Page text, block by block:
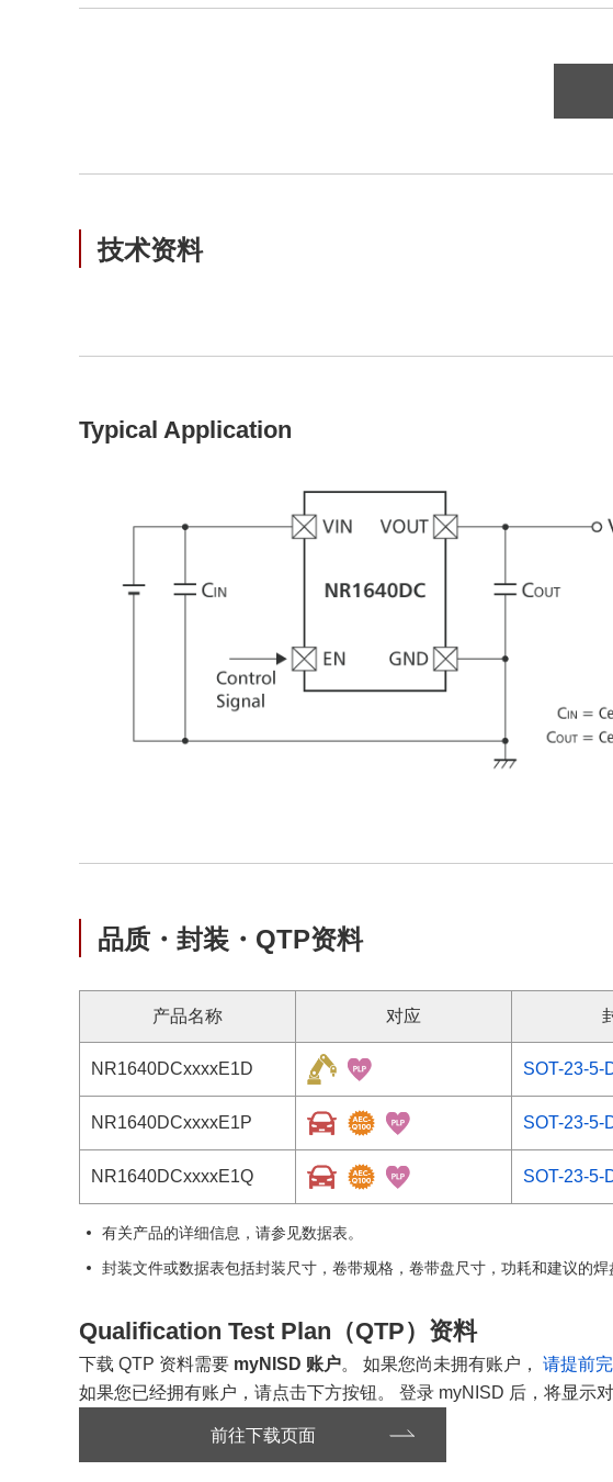
技术资料
Typical Application
品质・封装・QTP资料
产品名称 对应
NR1640DCxxxxE1D SOT-23-5-
NR1640DCxxxxE1P SOT-23-5-
NR1640DCxxxxE1Q SOT-23-5-
有关产品的详细信息，请参见数据表。
封装文件或数据表包括封装尺寸，卷带规格，卷带盘尺寸，功耗和建议的焊
Qualification Test Plan（QTP）资料
下载 QTP 资料需要 myNISD 账户。 如果您尚未拥有账户， 请提前完
如果您已经拥有账户，请点击下方按钮。 登录 myNISD 后，将显示
前往下载页面